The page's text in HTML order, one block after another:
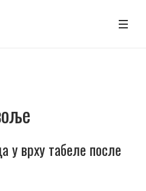
врху табеле после